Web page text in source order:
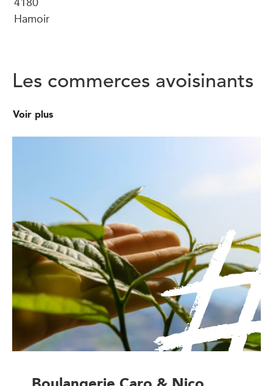
Hamoir
Les commerces avoisinants
Voir plus